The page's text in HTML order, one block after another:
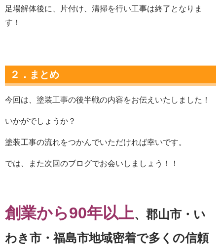
足場解体後に、片付け、清掃を行い工事は終了となりま
す！
２．まとめ
今回は、塗装工事の後半戦の内容をお伝えいたしました！
いかがでしょうか？
塗装工事の流れをつかんでいただければ幸いです。
では、また次回のブログでお会いしましょう！！
創業から90年以上、郡山市・い
わき市・福島市地域密着で多くの信頼